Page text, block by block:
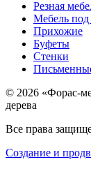
Резная
Мебель под
Прихожие
Буфеты
Стенки
© 2026 «Форас-
дерева
Все права
Создание и